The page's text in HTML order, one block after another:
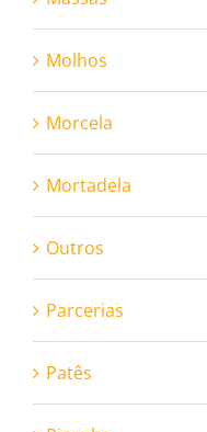
Molhos
Morcela
Mortadela
Outros
Parcerias
Patês